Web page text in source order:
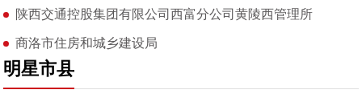
陕西交通控股集团有限公司西富分公司黄陵西管理所
商洛市住房和城乡建设局
明星市县